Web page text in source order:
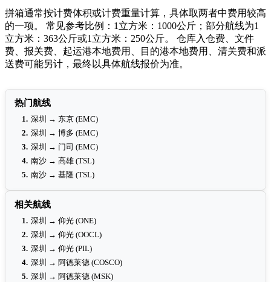
拼箱通常按计费体积或计费重量计算，具体取两者中费用较高
的一项。 常见参考比例：1立方米：1000公斤；部分航线为1
立方米：363公斤或1立方米：250公斤。 仓库入仓费、文件
费、报关费、起运港本地费用、目的港本地费用、清关费和派
送费可能另计，最终以具体航线报价为准。
热门航线
1. 深圳 → 东京 (EMC)
2. 深圳 → 博多 (EMC)
3. 深圳 → 门司 (EMC)
4. 南沙 → 高雄 (TSL)
5. 南沙 → 基隆 (TSL)
相关航线
1. 深圳 → 仰光 (ONE)
2. 深圳 → 仰光 (OOCL)
3. 深圳 → 仰光 (PIL)
4. 深圳 → 阿德莱德 (COSCO)
5. 深圳 → 阿德莱德 (MSK)